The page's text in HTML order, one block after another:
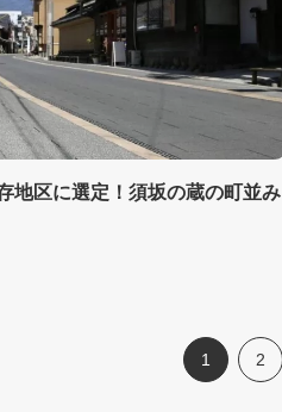
地区に選定！須坂の蔵の町並み
1 2